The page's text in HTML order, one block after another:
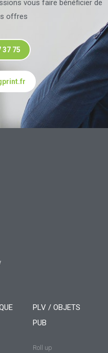
vous faire bénéficier de
offres
37 75
PLV / OBJETS
PUB
Roll up